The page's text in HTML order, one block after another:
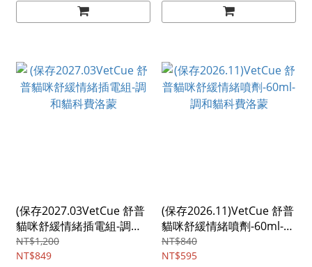
(保存2027.03VetCue 舒普
貓咪舒緩情緒插電組-調和
貓科費洛蒙
NT$1,200
NT$849
(保存2026.11)VetCue 舒普
貓咪舒緩情緒噴劑-60ml-調
和貓科費洛蒙
NT$840
NT$595